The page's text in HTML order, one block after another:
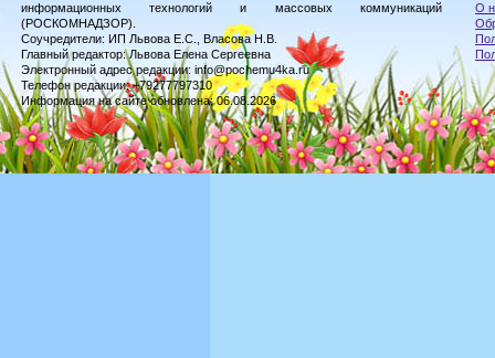
информационных технологий и массовых коммуникаций
(РОСКОМНАДЗОР).
Соучредители: ИП Львова Е.С., Власова Н.В.
Главный редактор: Львова Елена Сергеевна
Электронный адрес редакции: info@pochemu4ka.ru
Телефон редакции: +79277797310
Информация на сайте обновлена: 06.08.2026
О